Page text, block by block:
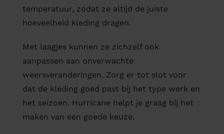
temperatuur, zodat ze altijd de juiste
hoeveelheid kleding dragen.
Met laagjes kunnen ze zichzelf ook
aanpassen aan onverwachte
weersveranderingen. Zorg er tot slot voor
dat de kleding goed past bij het type werk en
het seizoen. Hurricane helpt je graag bij het
maken van een goede keuze.